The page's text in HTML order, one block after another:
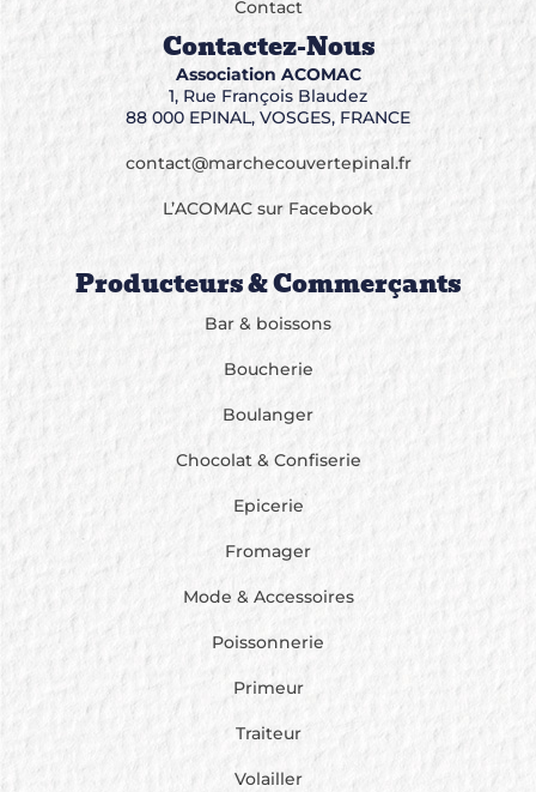
Contact
Contactez-Nous
Association ACOMAC
1, Rue François Blaudez
88 000 EPINAL, VOSGES, FRANCE
contact@marchecouvertepinal.fr
L’ACOMAC sur Facebook
Producteurs & Commerçants
Bar & boissons
Boucherie
Boulanger
Chocolat & Confiserie
Epicerie
Fromager
Mode & Accessoires
Poissonnerie
Primeur
Traiteur
Volailler